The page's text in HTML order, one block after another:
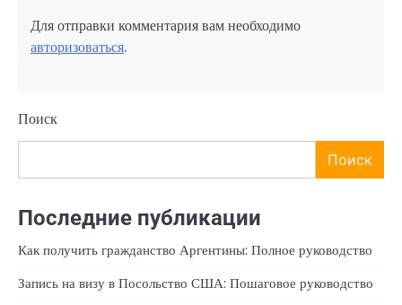
Для отправки комментария вам необходимо
авторизоваться.
Поиск
Поиск
Последние публикации
Как получить гражданство Аргентины: Полное руководство
Запись на визу в Посольство США: Пошаговое руководство